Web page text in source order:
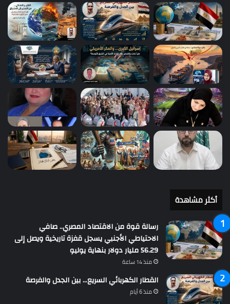
أكثر مشاهدة
رسالة قوة من الاقتصاد المصري.. صافي
الاحتياطي الأجنبي يسجل قفزة تاريخية ويصل إلى
56.29 مليار دولار بنهاية يوليو
منذ 14 ساعة
القطار الكهربائي السريع… بين الجدل والفرصة
منذ 6 أيام